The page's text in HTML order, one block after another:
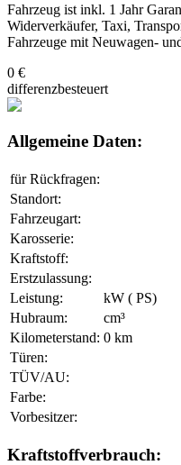
Fahrzeug ist inkl. 1 Jahr
Widerverkäufer, Taxi,
Fahrzeuge mit Neuwagen-
0 €
differenzbesteuert
Allgemeine Daten:
für Rückfragen:
Standort:
Fahrzeugart:
Karosserie:
Kraftstoff:
Erstzulassung:
Leistung:
kW ( PS)
Hubraum:
cm³
Kilometerstand: 0 km
Türen:
TÜV/AU:
Farbe:
Vorbesitzer:
Kraftstoffverbrauch: